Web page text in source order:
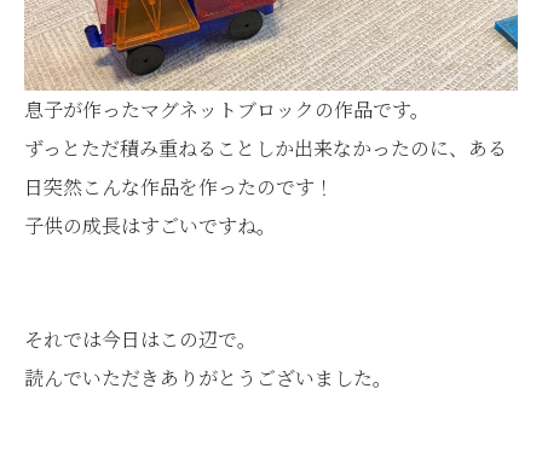
息子が作ったマグネットブロックの作品です。
ずっとただ積み重ねることしか出来なかったのに、ある
日突然こんな作品を作ったのです！
子供の成長はすごいですね。
それでは今日はこの辺で。
読んでいただきありがとうございました。